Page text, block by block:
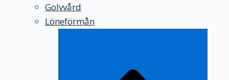
Golvvård
Löneförmån